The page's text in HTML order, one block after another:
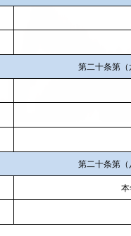
第二十条第（
第二十条第（
本